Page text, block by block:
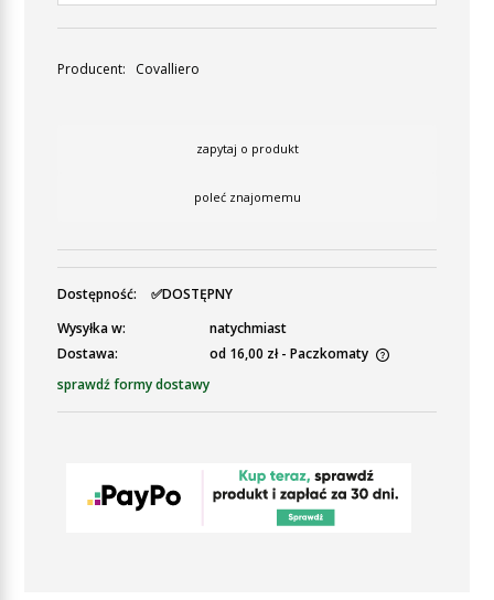
Producent: Covalliero
zapytaj o produkt
poleć znajomemu
Dostępność:
✅DOSTĘPNY
Wysyłka w:
natychmiast
Dostawa:
od 16,00 zł - Paczkomaty
Cena nie zawiera ewentualnych kosztów płatności
sprawdź formy dostawy